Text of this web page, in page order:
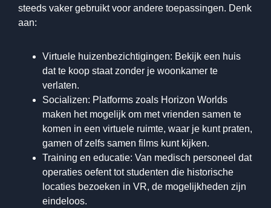
steeds vaker gebruikt voor andere toepassingen. Denk
aan:
Virtuele huizenbezichtigingen: Bekijk een huis
dat te koop staat zonder je woonkamer te
verlaten.
Socializen: Platforms zoals Horizon Worlds
maken het mogelijk om met vrienden samen te
komen in een virtuele ruimte, waar je kunt praten,
gamen of zelfs samen films kunt kijken.
Training en educatie: Van medisch personeel dat
operaties oefent tot studenten die historische
locaties bezoeken in VR, de mogelijkheden zijn
eindeloos.